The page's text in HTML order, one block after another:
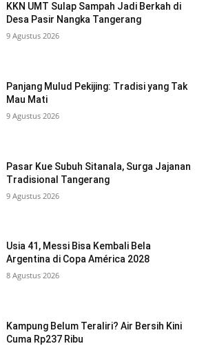
KKN UMT Sulap Sampah Jadi Berkah di
Desa Pasir Nangka Tangerang
9 Agustus 2026
Panjang Mulud Pekijing: Tradisi yang Tak
Mau Mati
9 Agustus 2026
Pasar Kue Subuh Sitanala, Surga Jajanan
Tradisional Tangerang
9 Agustus 2026
Usia 41, Messi Bisa Kembali Bela
Argentina di Copa América 2028
8 Agustus 2026
Kampung Belum Teraliri? Air Bersih Kini
Cuma Rp237 Ribu